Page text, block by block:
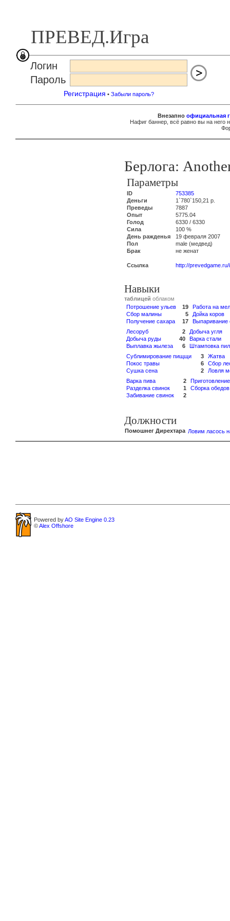
ПРЕВЕД.Игра
Логин
Пароль
Регистрация • Забыли пароль?
Внезапно официальная
Нафиг баннер, всё равно вы на
Берлога:
Параметры
ID
753385
Деньги
1`780`150,21 р.
Преведы
7887
Опыт
5775.04
Голод
6330 / 6330
Сила
100 %
День ражденья
19 февраля 2007
Пол
male (медвед)
Брак
не женат
Ссылка http://
Навыки
таблицей облаком
Потрошение ульев
19
Сбор малины
5
Получение сахара
17
Работа на
Дойка коров
Выпаривание
Лесоруб
2
Добыча руды
40
Выплавка жылеза
6
Добыча угля
Варка стали
Штамповка пил
Сублимирование пищщи
3
Покос травы
6
Сушка сена
2
Жатва
Сбор
Ловля
Варка пива
2
Разделка свинок
1
Забивание свинок
2
Сборка обедов
Должности
Помошнег Дирехтара Ловим ласось
Powered byAO Site Engine 0.23
©Alex Offshore